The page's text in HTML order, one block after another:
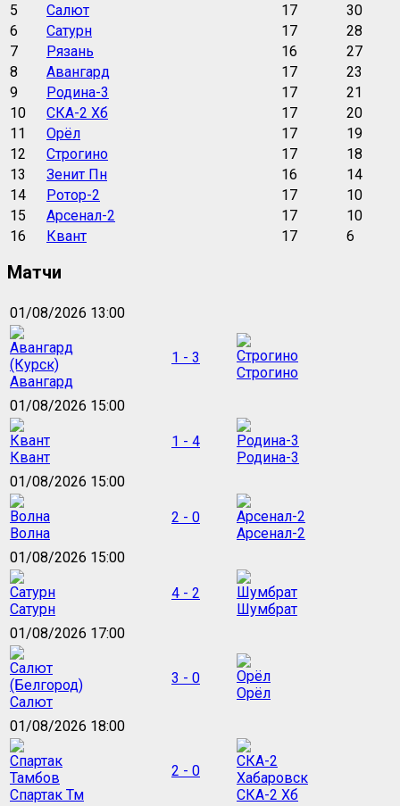
5
Салют 17
30
6
Сатурн 17
28
7
Рязань 16
27
8
Авангард 17
23
9
Родина-3 17
21
10
СКА-2 Хб 17
20
11
Орёл 17
19
12
Строгино 17
18
13
Зенит Пн 16
14
14
Ротор-2 17
10
15
Арсенал-2 17
10
16
Квант 17 6
Матчи
01/08/2026 13:00
Авангард
1 - 3
Строгино
01/08/2026 15:00
Квант
1 - 4
Родина-3
01/08/2026 15:00
Волна
2 - 0
Арсенал-2
01/08/2026 15:00
Сатурн
4 - 2
Шумбрат
01/08/2026 17:00
Салют
3 - 0
Орёл
01/08/2026 18:00
Спартак Тм
2 - 0
СКА-2 Хб